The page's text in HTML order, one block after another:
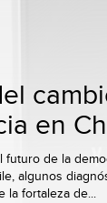
en
futuro de la
algunos
la fortaleza de...